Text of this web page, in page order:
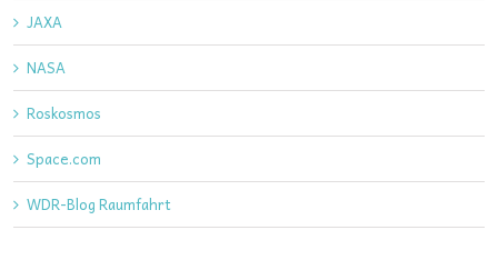
JAXA
NASA
Roskosmos
Space.com
WDR-Blog Raumfahrt